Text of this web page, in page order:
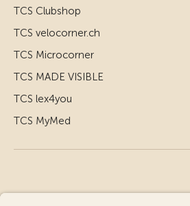
TCS Clubshop
TCS velocorner.ch
TCS Microcorner
TCS MADE VISIBLE
TCS lex4you
TCS MyMed